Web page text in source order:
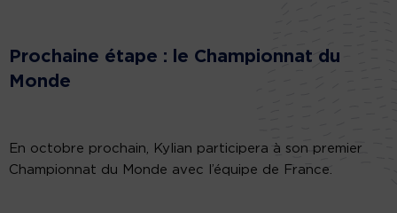
Prochaine étape : le Championnat du
Monde
En octobre prochain, Kylian participera à son premier
Championnat du Monde avec l’équipe de France.